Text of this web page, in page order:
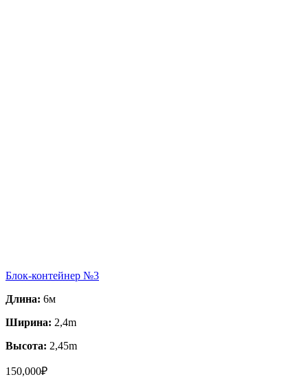
Блок-контейнер №3
Длина: 6м
Ширина: 2,4m
Высота: 2,45m
150,000₽